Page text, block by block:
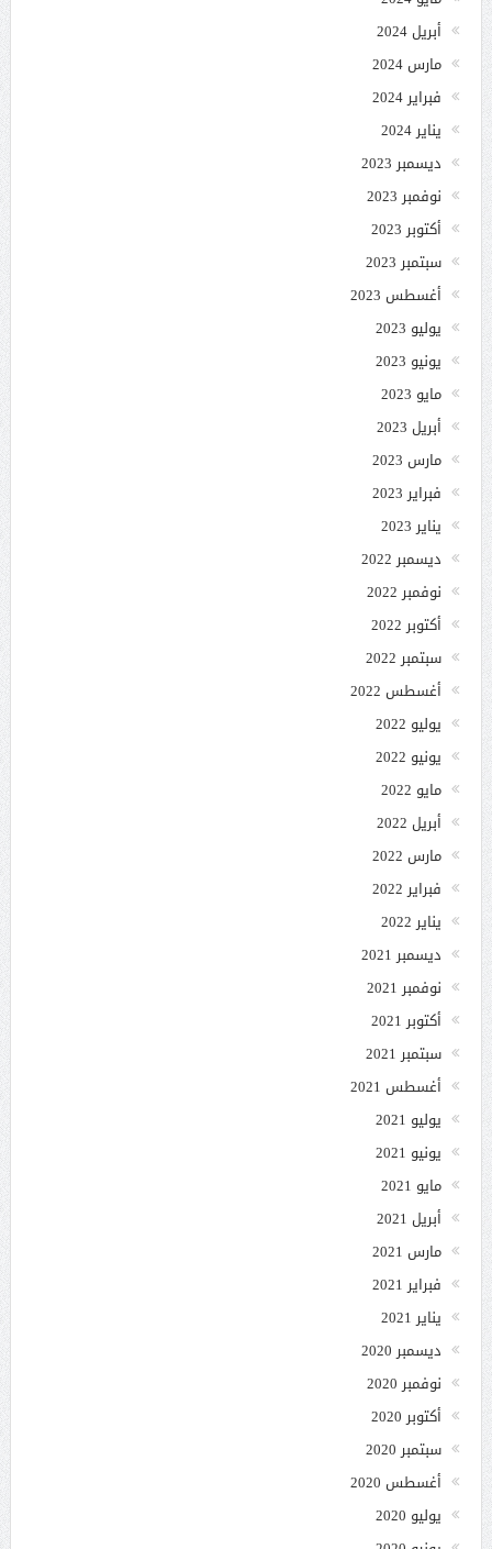
أبريل 2024
مارس 2024
فبراير 2024
يناير 2024
ديسمبر 2023
نوفمبر 2023
أكتوبر 2023
سبتمبر 2023
أغسطس 2023
يوليو 2023
يونيو 2023
مايو 2023
أبريل 2023
مارس 2023
فبراير 2023
يناير 2023
ديسمبر 2022
نوفمبر 2022
أكتوبر 2022
سبتمبر 2022
أغسطس 2022
يوليو 2022
يونيو 2022
مايو 2022
أبريل 2022
مارس 2022
فبراير 2022
يناير 2022
ديسمبر 2021
نوفمبر 2021
أكتوبر 2021
سبتمبر 2021
أغسطس 2021
يوليو 2021
يونيو 2021
مايو 2021
أبريل 2021
مارس 2021
فبراير 2021
يناير 2021
ديسمبر 2020
نوفمبر 2020
أكتوبر 2020
سبتمبر 2020
أغسطس 2020
يوليو 2020